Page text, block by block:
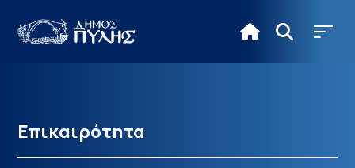
Επικαιρότητα